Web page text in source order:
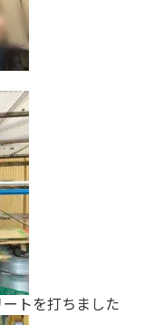
トを打ちました